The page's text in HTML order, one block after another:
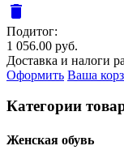
delete
Подитог:
1 056.00 руб.
Доставка и налоги
Оформить Ваша
Категории
Женcкая обувь